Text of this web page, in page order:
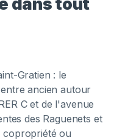
Gratien : le
ancien autour
C et de l'avenue
des Raguenets et
copropriété ou